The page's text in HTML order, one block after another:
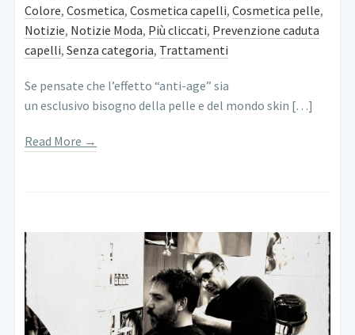
Colore,Cosmetica,Cosmetica capelli,Cosmetica pelle,
Notizie, Notizie Moda, Più cliccati, Prevenzione caduta
capelli,Senza categoria, Trattamenti
Se pensate che l’effetto “anti-age” sia
un esclusivo bisogno della pelle e del mondo skin […]
Read More →